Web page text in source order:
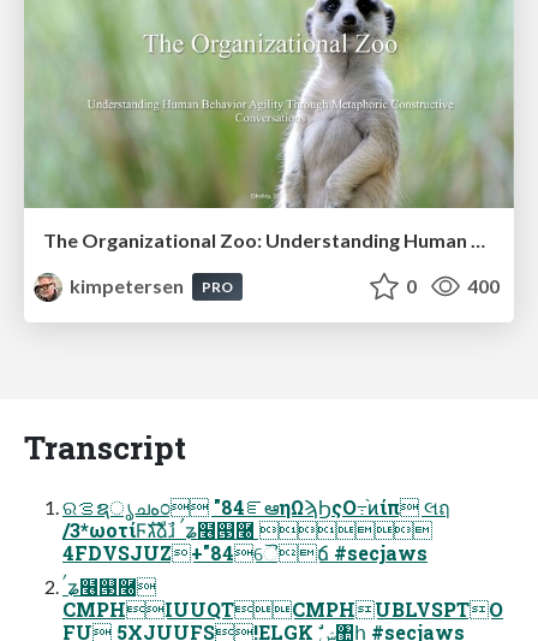
kimpetersen
PRO 0 400
Transcript
ରࡦຊൃചه೦ "84ೝఆηΩϡϦςΟ߹֨ͷίπ લฤ
/3*ωοτίϜגࣜձࣾɹ ࠤʑ໦୓࿠ 
4FDVSJUZ+"84ୈճ #secjaws
ࠤʑ໦୓࿠
CMPHIUUQTCMPHUBLVSPTO
FU 5XJUUFS!ELGK ࣗݾ঺հ #secjaws